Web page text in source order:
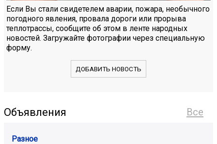
Если Вы стали свидетелем аварии, пожара, необычного
погодного явления, провала дороги или прорыва
теплотрассы, сообщите об этом в ленте народных
новостей. Загружайте фотографии через специальную
форму.
ДОБАВИТЬ НОВОСТЬ
Все
Объявления
Разное